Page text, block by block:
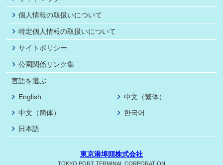
個人情報の取扱いについて
特定個人情報の取扱いについて
サイトポリシー
公園関係リンク集
言語を選ぶ
English
中文（繁体）
中文（簡体）
한국어
日本語
東京港埠頭株式会社
TOKYO PORT TERMINAL CORPORATION